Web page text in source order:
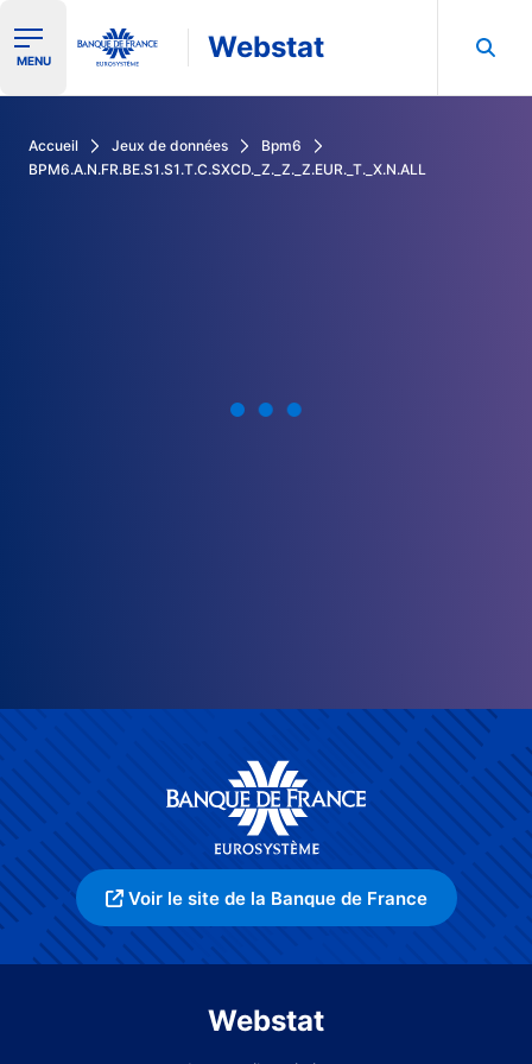
Ouvrir le menu de navigation
MENU Webstat
Accueil Jeux de données
Bpm6
BPM6.A.N.FR.BE.S1.S1.T.C.SXCD._Z._Z._Z.EUR._T._X.N.ALL
Voir le site de la Banque de France
Webstat